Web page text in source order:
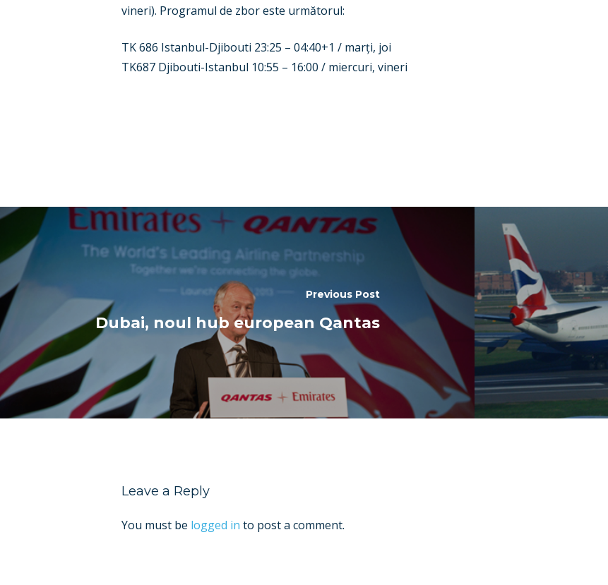
vineri). Programul de zbor este următorul:
TK 686 Istanbul-Djibouti 23:25 – 04:40+1 / marți, joi
TK687 Djibouti-Istanbul 10:55 – 16:00 / miercuri, vineri
Previous Post
Dubai, noul hub european Qantas
Leave a Reply
You must be logged in to post a comment.